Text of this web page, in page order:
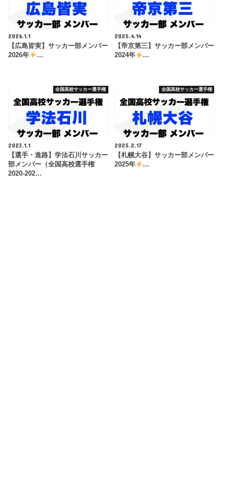
2026.1.1
【広島皆実】サッカー部メンバー
2026年
…
2025.4.14
【帝京第三】サッカー部メンバー
2024年
…
全国高校サッカー選手権
2023.1.1
【選手・進路】学法石川サッカー
部メンバー（全国高校選手権
2020-202…
全国高校サッカー選手権
2025.2.17
【札幌大谷】サッカー部メンバー
2025年
…